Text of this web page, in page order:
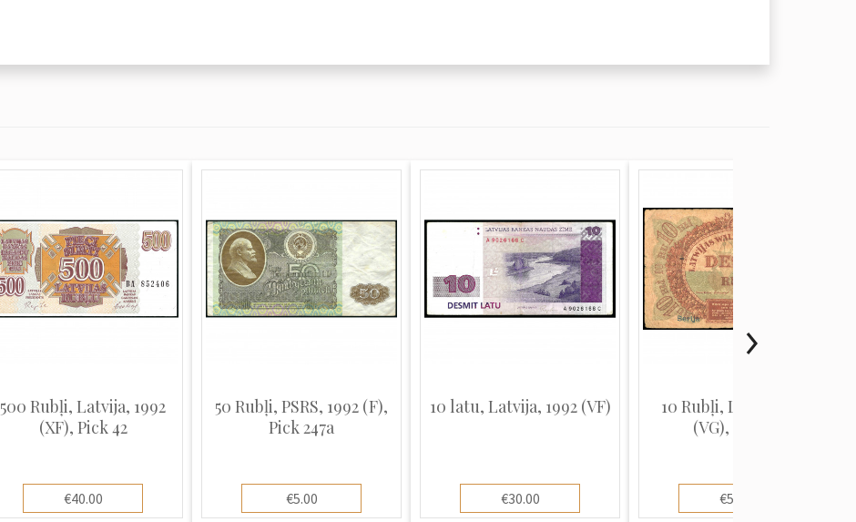
500 Rubļi, Latvija, 1992
(XF), Pick 42
€40.00
50 Rubļi, PSRS, 1992 (F),
Pick 247a
€5.00
10 latu, Latvija, 1992 (VF)
€30.00
10 Rubļi, Latvija, 1919
(VG), Pick 4a
€50.00